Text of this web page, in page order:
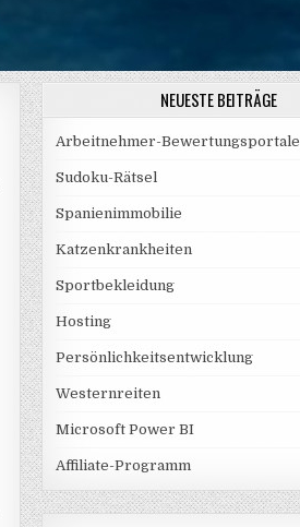
NEUESTE BEITRÄGE
Arbeitnehmer-Bewertungsportale
Sudoku-Rätsel
Spanienimmobilie
Katzenkrankheiten
Sportbekleidung
Hosting
Persönlichkeitsentwicklung
Westernreiten
Microsoft Power BI
Affiliate-Programm